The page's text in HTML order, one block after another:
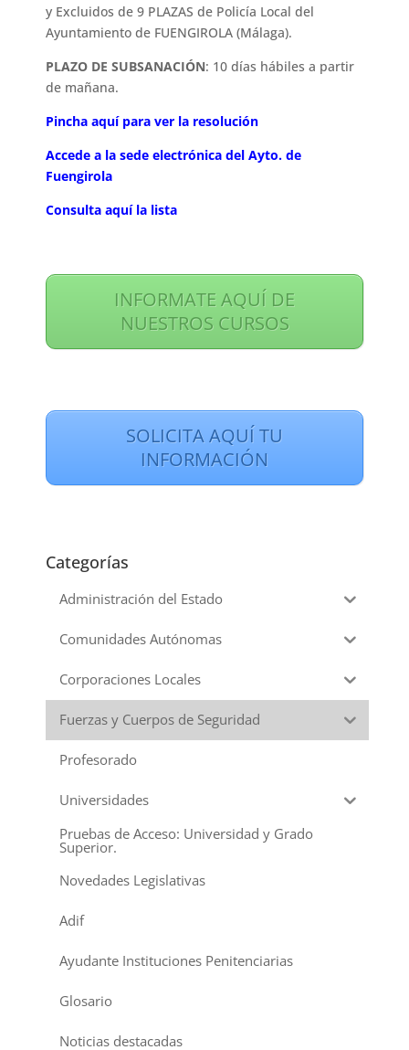
y Excluidos de 9 PLAZAS de Policía Local del
Ayuntamiento de FUENGIROLA (Málaga).
PLAZO DE SUBSANACIÓN: 10 días hábiles a partir
de mañana.
Pincha aquí para ver la resolución
Accede a la sede electrónica del Ayto. de
Fuengirola
Consulta aquí la lista
INFORMATE AQUÍ DE
NUESTROS CURSOS
SOLICITA AQUÍ TU
INFORMACIÓN
Categorías
Administración del Estado
Comunidades Autónomas
Corporaciones Locales
Fuerzas y Cuerpos de Seguridad
Profesorado
Universidades
Pruebas de Acceso: Universidad y Grado
Superior.
Novedades Legislativas
Adif
Ayudante Instituciones Penitenciarias
Glosario
Noticias destacadas